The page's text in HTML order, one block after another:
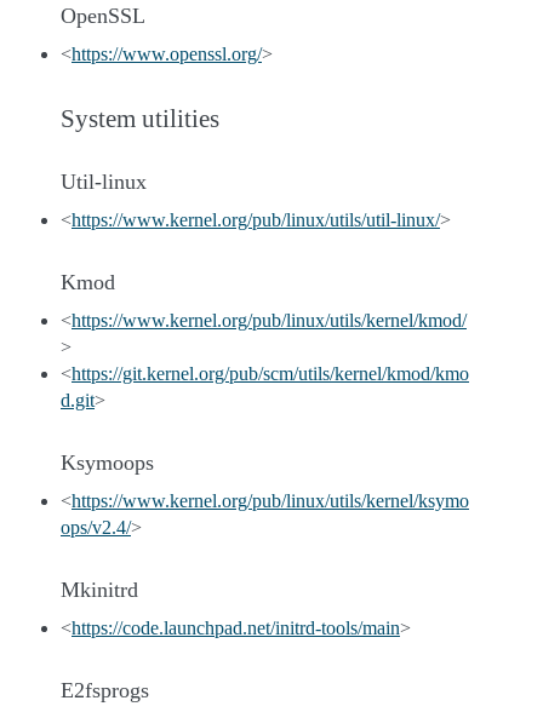
OpenSSL
<https://www.openssl.org/>
System utilities
Util-linux
<https://www.kernel.org/pub/linux/utils/util-linux/>
Kmod
<https://www.kernel.org/pub/linux/utils/kernel/kmod/
>
<https://git.kernel.org/pub/scm/utils/kernel/kmod/kmo
d.git>
Ksymoops
<https://www.kernel.org/pub/linux/utils/kernel/ksymo
ops/v2.4/>
Mkinitrd
<https://code.launchpad.net/initrd-tools/main>
E2fsprogs